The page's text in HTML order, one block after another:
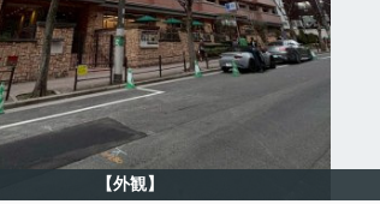
【外観】